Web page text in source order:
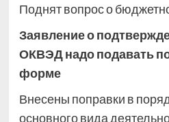
Поднят вопрос о
Заявление о
ОКВЭД надо подавать
форме
Внесены поправки в
основного вида